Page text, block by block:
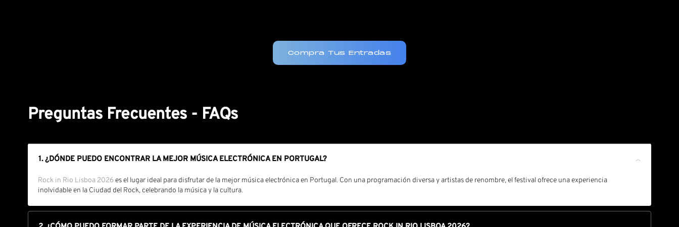
Compra Tus Entradas
Preguntas Frecuentes - FAQs
1. ¿DÓNDE PUEDO ENCONTRAR LA MEJOR MÚSICA ELECTRÓNICA EN PORTUGAL?
Rock in Rio Lisboa 2026 es el lugar ideal para disfrutar de la mejor música electrónica en Portugal. Con una programación diversa y artistas de renombre, el festival ofrece una experiencia
inolvidable en la Ciudad del Rock, celebrando la música y la cultura.